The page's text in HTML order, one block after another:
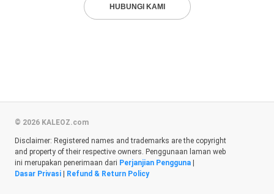
HUBUNGI KAMI
© 2026 KALEOZ.com
Disclaimer: Registered names and trademarks are the copyright
and property of their respective owners. Penggunaan laman web
ini merupakan penerimaan dari Perjanjian Pengguna
Dasar Privasi
Refund & Return Policy